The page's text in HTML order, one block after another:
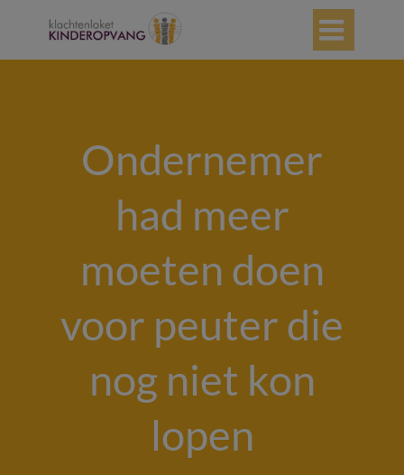

Ondernemer
had meer
moeten doen
voor peuter die
nog niet kon
lopen